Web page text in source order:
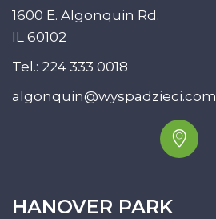
1600 E. Algonquin Rd.
IL 60102
Tel.: 224 333 0018
algonquin@wyspadzieci.com
HANOVER PARK